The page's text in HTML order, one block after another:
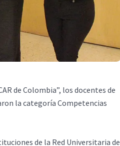
de Colombia”, los docentes de
la categoría Competencias
de la Red Universitaria de